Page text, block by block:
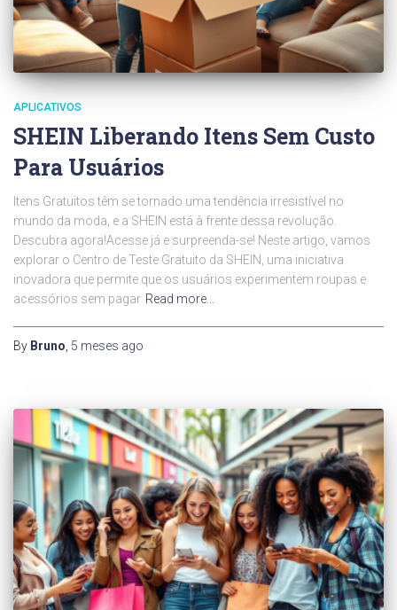
APLICATIVOS
SHEIN Liberando Itens Sem Custo
Para Usuários
Itens Gratuitos têm se tornado uma tendência irresistível no
mundo da moda, e a SHEIN está à frente dessa revolução.
Descubra agora!Acesse já e surpreenda-se! Neste artigo, vamos
explorar o Centro de Teste Gratuito da SHEIN, uma iniciativa
inovadora que permite que os usuários experimentem roupas e
acessórios sem pagar Read more…
By Bruno, 5 meses ago